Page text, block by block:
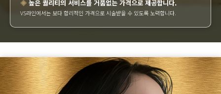
◈ 높은 퀄리티의 서비스를 거품없는 가격으로 제공합니다.
VS라인에서는 보다 합리적인 가격으로 시술받을 수 있도록 노력합니다.